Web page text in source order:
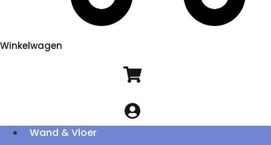
Winkelwagen
Wand & Vloer